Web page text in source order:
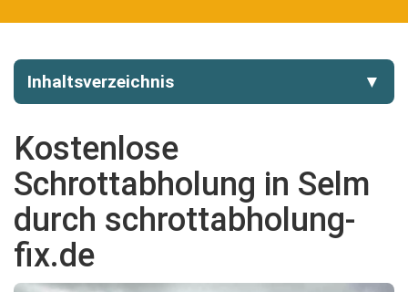
Inhaltsverzeichnis ▼
Kostenlose
Schrottabholung in Selm
durch schrottabholung-
fix.de